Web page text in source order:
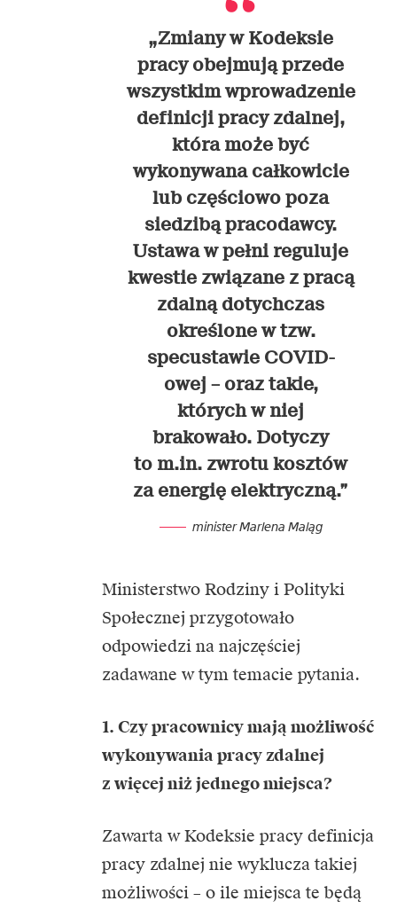
„Zmiany w Kodeksie
pracy obejmują przede
wszystkim wprowadzenie
definicji pracy zdalnej,
która może być
wykonywana całkowicie
lub częściowo poza
siedzibą pracodawcy.
Ustawa w pełni reguluje
kwestie związane z pracą
zdalną dotychczas
określone w tzw.
specustawie COVID-
owej – oraz takie,
których w niej
brakowało. Dotyczy
to m.in. zwrotu kosztów
za energię elektryczną.”
minister Marlena Maląg
Ministerstwo Rodziny i Polityki
Społecznej przygotowało
odpowiedzi na najczęściej
zadawane w tym temacie pytania.
1. Czy pracownicy mają możliwość
wykonywania pracy zdalnej
z więcej niż jednego miejsca?
Zawarta w Kodeksie pracy definicja
pracy zdalnej nie wyklucza takiej
możliwości – o ile miejsca te będą